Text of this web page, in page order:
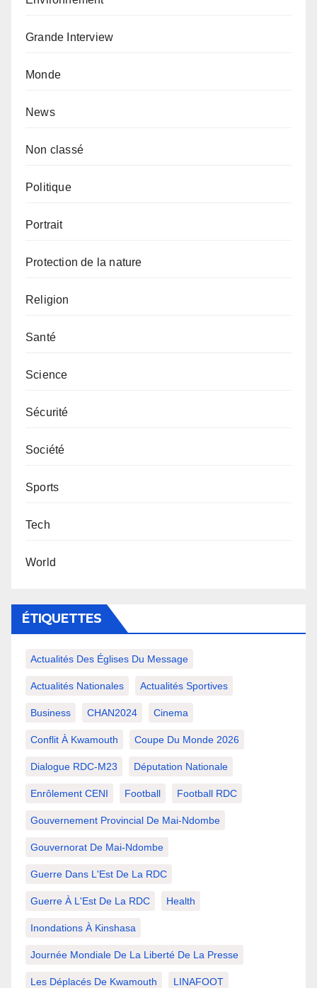
Grande Interview
Monde
News
Non classé
Politique
Portrait
Protection de la nature
Religion
Santé
Science
Sécurité
Société
Sports
Tech
World
ÉTIQUETTES
Actualités Des Églises Du Message
Actualités Nationales Actualités Sportives
Business CHAN2024 Cinema
Conflit À Kwamouth Coupe Du Monde 2026
Dialogue RDC-M23 Députation Nationale
Enrôlement CENI Football Football RDC
Gouvernement Provincial De Mai-Ndombe
Gouvernorat De Mai-Ndombe
Guerre Dans L'Est De La RDC
Guerre À L'Est De La RDC Health
Inondations À Kinshasa
Journée Mondiale De La Liberté De La Presse
Les Déplacés De Kwamouth LINAFOOT